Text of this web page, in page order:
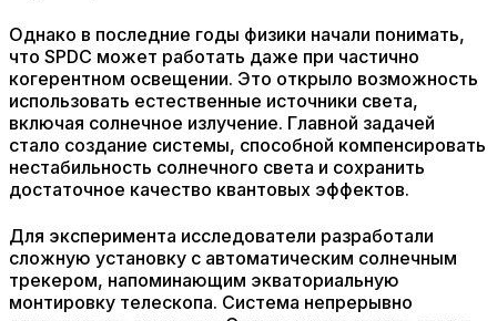
Однако в последние годы физики начали понимать,
что SPDC может работать даже при частично
когерентном освещении. Это открыло возможность
использовать естественные источники света,
включая солнечное излучение. Главной задачей
стало создание системы, способной компенсировать
нестабильность солнечного света и сохранить
достаточное качество квантовых эффектов.
Для эксперимента исследователи разработали
сложную установку с автоматическим солнечным
трекером, напоминающим экваториальную
монтировку телескопа. Система непрерывно